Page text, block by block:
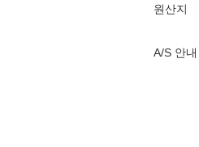
원산지
A/S 안내